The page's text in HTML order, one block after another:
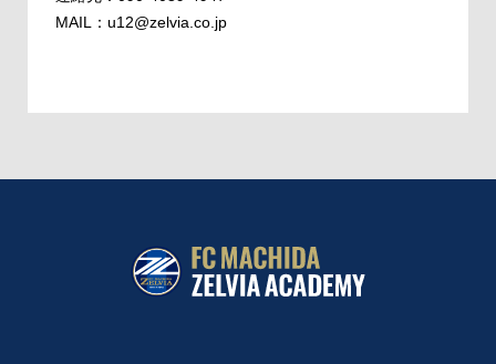
MAIL： u12@zelvia.co.jp